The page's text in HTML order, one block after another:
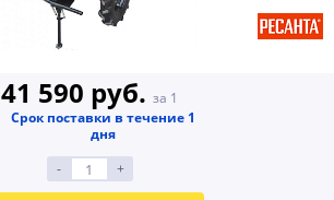
41 590 руб. за 1
Срок поставки в течение 1
дня
-
+